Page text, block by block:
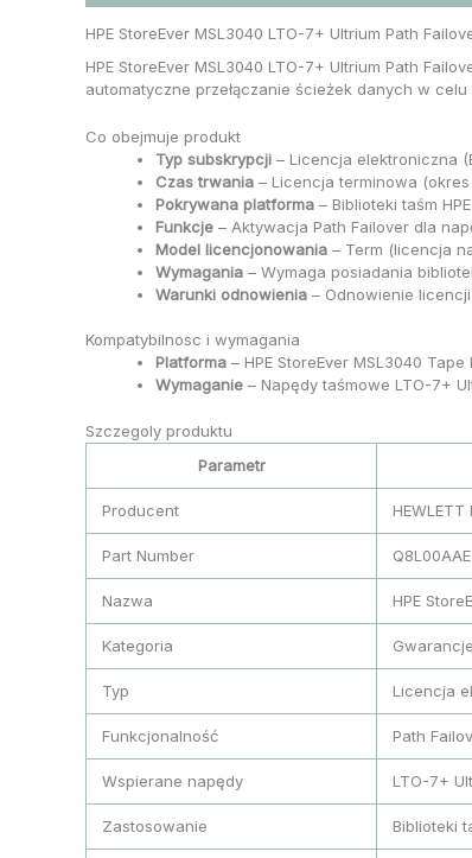
HPE StoreEver MSL3040 LTO-7+ Ultrium Path
HPE StoreEver MSL3040 LTO-7+ Ultrium Path
automatyczne przełączanie ścieżek danych w
Co obejmuje produkt
Typ subskrypcji – Licencja elektroniczna
Czas trwania – Licencja terminowa
Pokrywana platforma – Biblioteki taśm
Funkcje – Aktywacja Path Failover dla
Model licencjonowania – Term (licencja
Wymagania – Wymaga posiadania
Warunki odnowienia – Odnowienie
Kompatybilnosc i wymagania
Platforma – HPE StoreEver MSL3040 Tape
Wymaganie – Napędy taśmowe LTO-7+
Szczegoly produktu
Parametr
Producent HEWLETT
Part Number Q8L00AAE
Nazwa HPE
Kategoria
Typ Licencja
Funkcjonalność Path
Wspierane napędy LTO-7+
Zastosowanie Biblioteki